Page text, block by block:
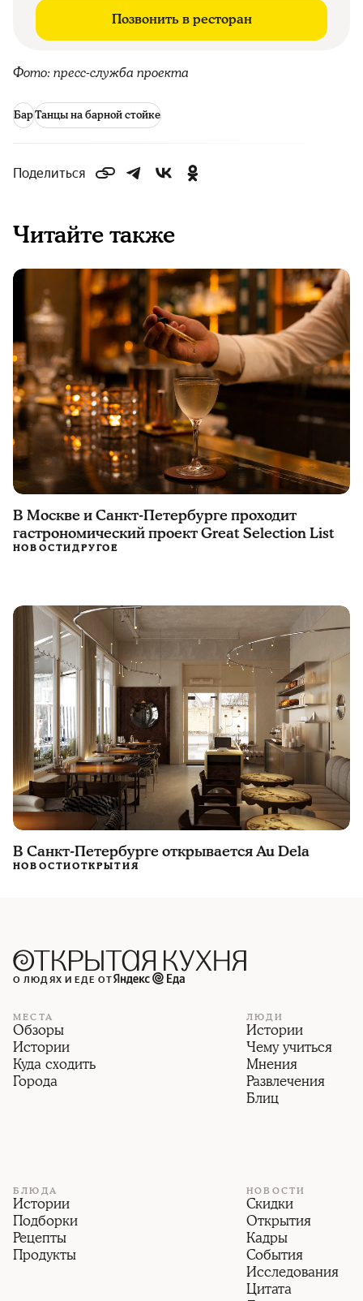
Позвонить в ресторан
Фото: пресс-служба проекта
БарТанцы на барной стойке
Поделиться
Читайте также
В Москве и Санкт-Петербурге проходит
гастрономический проект Great Selection List
НОВОСТИДРУГОЕ
В Санкт-Петербурге открывается Au Dela
НОВОСТИОТКРЫТИЯ
О ЛЮДЯХ И ЕДЕ ОТ
МЕСТА
Обзоры
Истории
Куда сходить
Города
ЛЮДИ
Истории
Чему учиться
Мнения
Развлечения
Блиц
БЛЮДА
Истории
Подборки
Рецепты
Продукты
НОВОСТИ
Скидки
Открытия
Кадры
События
Исследования
Цитата